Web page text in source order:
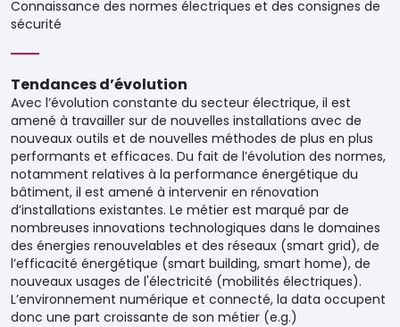
Connaissance des normes électriques et des consignes de
sécurité
Tendances d’évolution
Avec l’évolution constante du secteur électrique, il est
amené à travailler sur de nouvelles installations avec de
nouveaux outils et de nouvelles méthodes de plus en plus
performants et efficaces. Du fait de l’évolution des normes,
notamment relatives à la performance énergétique du
bâtiment, il est amené à intervenir en rénovation
d’installations existantes. Le métier est marqué par de
nombreuses innovations technologiques dans le domaines
des énergies renouvelables et des réseaux (smart grid), de
l’efficacité énergétique (smart building, smart home), de
nouveaux usages de l'électricité (mobilités électriques).
L’environnement numérique et connecté, la data occupent
donc une part croissante de son métier (e.g.)